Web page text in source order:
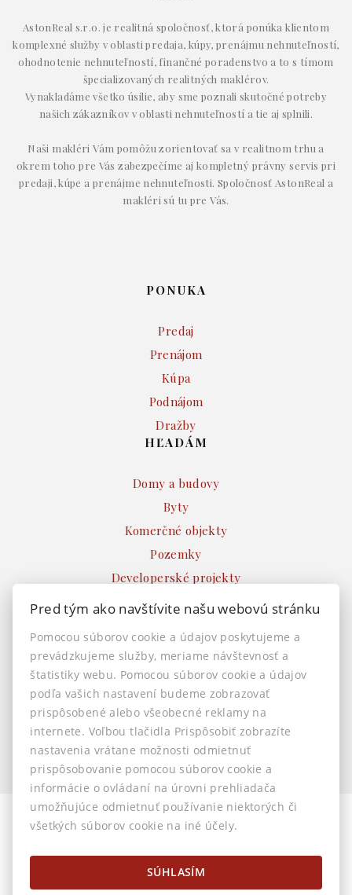
AstonReal s.r.o. je realitná spoločnosť, ktorá ponúka klientom
komplexné služby v oblasti predaja, kúpy, prenájmu nehnuteľností,
ohodnotenie nehnuteľností, finančné poradenstvo a to s tímom
špecializovaných realitných maklérov.
Vynakladáme všetko úsilie, aby sme poznali skutočné potreby
našich zákazníkov v oblasti nehnuteľností a tie aj splnili.
Naši makléri Vám pomôžu zorientovať sa v realitnom trhu a
okrem toho pre Vás zabezpečíme aj kompletný právny servis pri
predaji, kúpe a prenájme nehnuteľnosti. Spoločnosť AstonReal a
makléri sú tu pre Vás.
PONUKA
Predaj
Prenájom
Kúpa
Podnájom
Dražby
HĽADÁM
Domy a budovy
Byty
Komerčné objekty
Pozemky
Developerské projekty
Ostatné
INFO
Makléri
Napíšte nám
Kontakt
Nastavenie cookies
© 2026 -AstonReal s.r.o.
Horná 32, Banská Bystrica 974 01, Tel.: 0905 222 055, E-mail:
info@astonreal.sk
Pred tým ako navštívite našu webovú stránku
Pomocou súborov cookie a údajov poskytujeme a
prevádzkujeme služby, meriame návštevnosť a
štatistiky webu. Pomocou súborov cookie a údajov
podľa vašich nastavení budeme zobrazovať
prispôsobené alebo všeobecné reklamy na
internete. Voľbou tlačidla Prispôsobiť zobrazíte
nastavenia vrátane možnosti odmietnuť
prispôsobovanie pomocou súborov cookie a
informácie o ovládaní na úrovni prehliadača
umožňujúce odmietnuť používanie niektorých či
všetkých súborov cookie na iné účely.
SÚHLASÍM